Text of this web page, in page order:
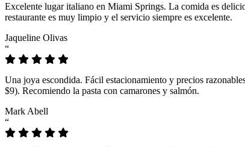
Excelente lugar italiano en Miami Springs. La comida es
restaurante es muy limpio y el servicio siempre es excelente.
Jaqueline Olivas
“
Una joya escondida. Fácil estacionamiento y precios
$9). Recomiendo la pasta con camarones y salmón.
Mark Abell
“